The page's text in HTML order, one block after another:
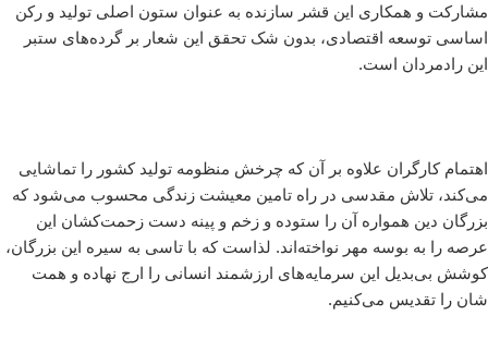
مشارکت و همکاری این قشر سازنده به عنوان ستون اصلی تولید و رکن
اساسی توسعه اقتصادی، بدون شک تحقق این شعار بر گرده‌های ستبر
این رادمردان است.
اهتمام کارگران علاوه بر آن که چرخش منظومه تولید کشور را تماشایی
می‌کند، تلاش مقدسی در راه تامین معیشت زندگی محسوب می‌شود که
بزرگان دین همواره آن را ستوده‌ و زخم و پینه دست زحمت‌کشان این
عرصه را به بوسه مهر نواخته‌اند. لذاست که با تاسی به سیره این بزرگان،
کوشش بی‌بدیل این سرمایه‌های ارزشمند انسانی را ارج نهاده و همت
شان را تقدیس می‌کنیم.